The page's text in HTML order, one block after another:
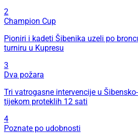
2
Champion Cup
Pioniri i kadeti Šibenika uzeli po
turniru u Kupresu
3
Dva požara
Tri vatrogasne intervencije u
tijekom proteklih 12 sati
4
Poznate po udobnosti